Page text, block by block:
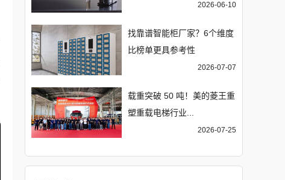
2026-06-10
找靠谱智能柜厂家？6个维度
比榜单更具参考性
2026-07-07
载重突破 50 吨！美的菱王重
塑重载电梯行业...
2026-07-25